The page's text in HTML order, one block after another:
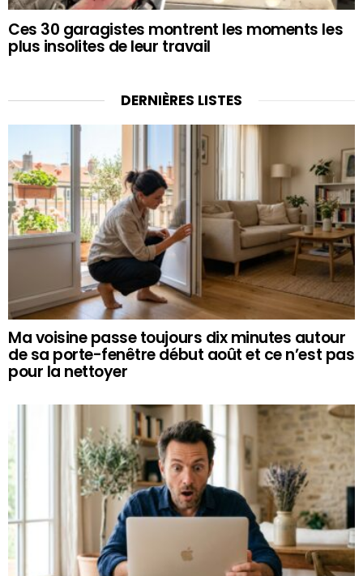
Ces 30 garagistes montrent les moments les
plus insolites de leur travail
DERNIÈRES LISTES
Ma voisine passe toujours dix minutes autour
de sa porte-fenêtre début août et ce n’est pas
pour la nettoyer